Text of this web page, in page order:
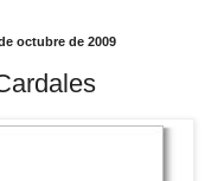
octubre de 2009